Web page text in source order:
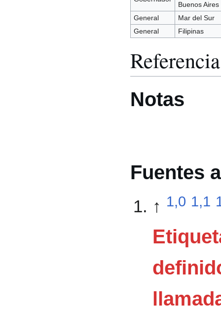
Buenos Aires
General
Mar del Sur
General
Filipinas
Notas
Fuentes
↑ 1,0 1,1